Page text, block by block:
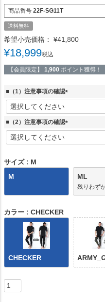
商品番号 22F-SG11T
送料無料
希望小売価格： ¥41,800
¥18,999税込
【会員限定】 1,900 ポイント獲得！
■（1）注意事項の確認
(
須
■（2）注意事項の確認
(
サイズ
M
M
ML
残りわず
カラー CHECKER
CHECKER